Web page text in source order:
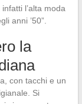
l’alta moda
anni ’50”.
la
con tacchi e un
Si